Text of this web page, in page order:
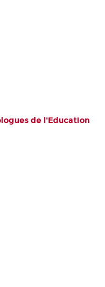
de l'Education